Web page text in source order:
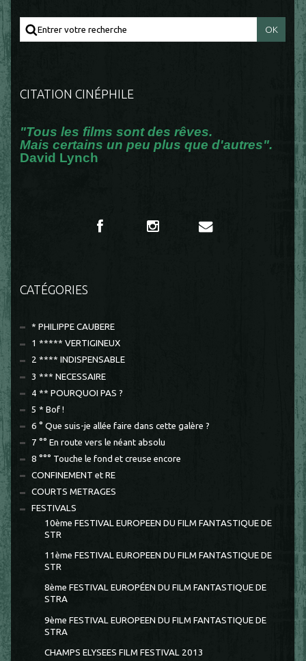
CITATION CINÉPHILE
"Tous les films sont des rêves.
Mais certains un peu plus que d'autres".
David Lynch
CATÉGORIES
* PHILIPPE CAUBERE
1 ***** VERTIGINEUX
2 **** INDISPENSABLE
3 *** NECESSAIRE
4 ** POURQUOI PAS ?
5 * Bof !
6 ° Que suis-je allée faire dans cette galère ?
7 °° En route vers le néant absolu
8 °°° Touche le fond et creuse encore
CONFINEMENT et RE
COURTS METRAGES
FESTIVALS
10ème FESTIVAL EUROPEEN DU FILM FANTASTIQUE DE
STR
11ème FESTIVAL EUROPEEN DU FILM FANTASTIQUE DE
STR
8ème FESTIVAL EUROPÉEN DU FILM FANTASTIQUE DE
STRA
9ème FESTIVAL EUROPEEN DU FILM FANTASTIQUE DE
STRA
CHAMPS ELYSEES FILM FESTIVAL 2013